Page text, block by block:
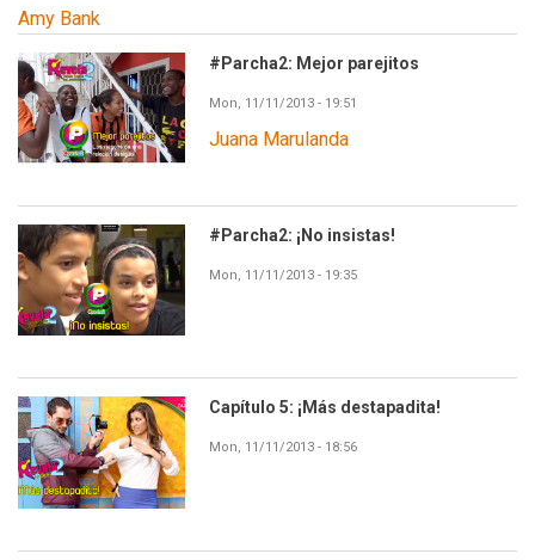
Amy Bank
#Parcha2: Mejor parejitos
Mon, 11/11/2013 - 19:51
Juana Marulanda
#Parcha2: ¡No insistas!
Mon, 11/11/2013 - 19:35
Capítulo 5: ¡Más destapadita!
Mon, 11/11/2013 - 18:56